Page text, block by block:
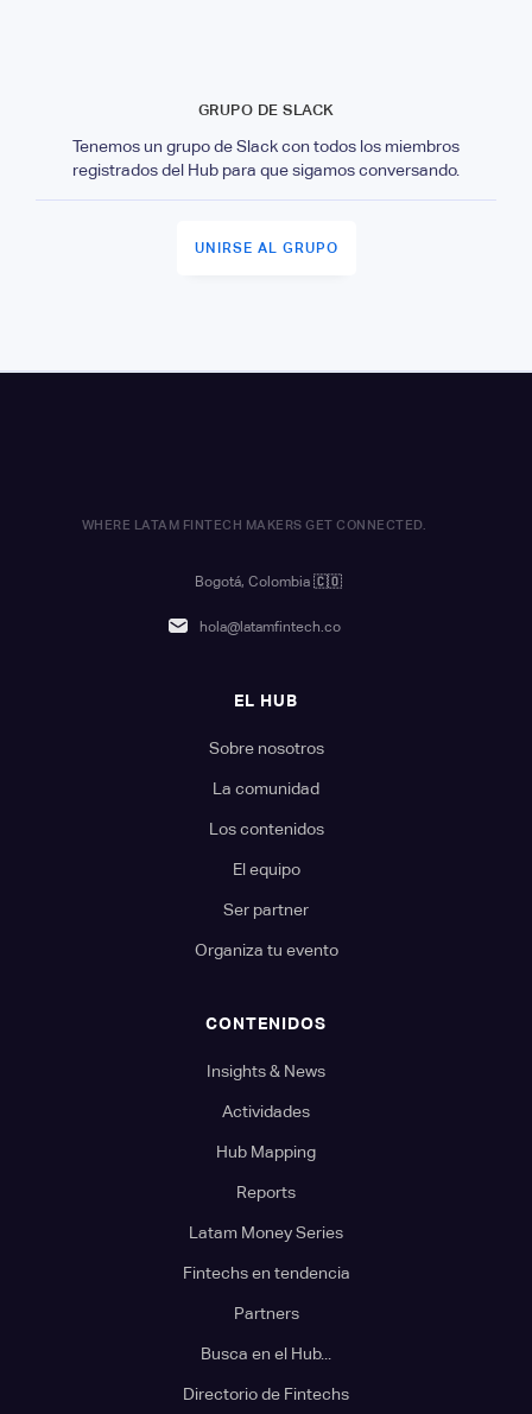
GRUPO DE SLACK
Tenemos un grupo de Slack con todos los miembros
registrados del Hub para que sigamos conversando.
UNIRSE AL GRUPO
WHERE LATAM FINTECH MAKERS GET CONNECTED.
Bogotá, Colombia 🇨🇴
hola@latamfintech.co
EL HUB
Sobre nosotros
La comunidad
Los contenidos
El equipo
Ser partner
Organiza tu evento
CONTENIDOS
Insights & News
Actividades
Hub Mapping
Reports
Latam Money Series
Fintechs en tendencia
Partners
Busca en el Hub...
Directorio de Fintechs